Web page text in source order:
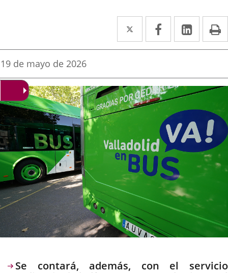
Twitter
Enlace
a
aplicación
externa.
Facebook
Enlace
a
aplicación
externa.
Enlace
a
Fecha
la
noticia
19 de mayo de 2026
Descripción
Se contará, además, con el servicio